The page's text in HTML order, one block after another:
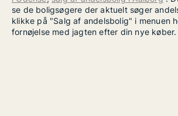
se de boligsøgere der aktuelt søger
klikke på "Salg af andelsbolig" i menuen
fornøjelse med jagten efter din nye køber.